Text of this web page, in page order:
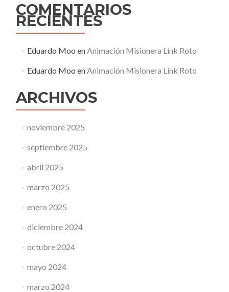
COMENTARIOS
RECIENTES
Eduardo Moo enAnimación Misionera Link Roto
Eduardo Moo enAnimación Misionera Link Roto
ARCHIVOS
noviembre 2025
septiembre 2025
abril 2025
marzo 2025
enero 2025
diciembre 2024
octubre 2024
mayo 2024
marzo 2024